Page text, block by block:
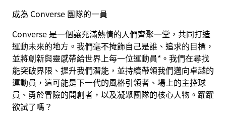
成為 Converse 團隊的一員
Converse 是一個讓充滿熱情的人們齊聚一堂，共同打造
運動未來的地方。我們毫不掩飾自己是誰、追求的目標，
並將創新與靈感帶給世界上每一位運動員*。我們在尋找
能突破界限、提升我們潛能，並持續帶領我們邁向卓越的
運動員，這可能是下一代的風格引領者、場上的主控球
員、勇於冒險的開創者，以及凝聚團隊的核心人物。躍躍
欲試了嗎？